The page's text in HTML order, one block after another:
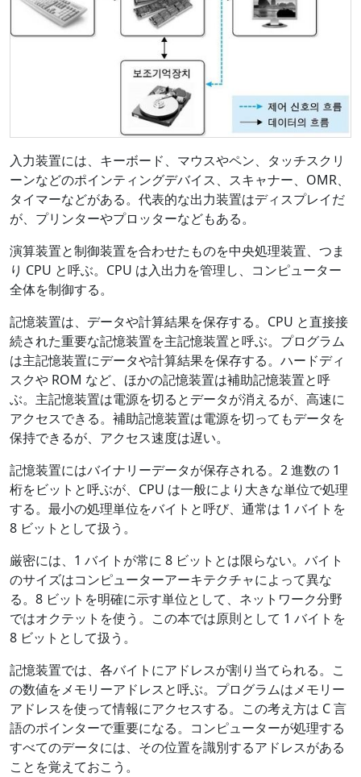
入力装置には、キーボード、マウスやペン、タッチスクリ
ーンなどのポインティングデバイス、スキャナー、OMR、
タイマーなどがある。代表的な出力装置はディスプレイだ
が、プリンターやプロッターなどもある。
演算装置と制御装置を合わせたものを中央処理装置、つま
り CPU と呼ぶ。CPU は入出力を管理し、コンピューター
全体を制御する。
記憶装置は、データや計算結果を保存する。CPU と直接接
続された重要な記憶装置を主記憶装置と呼ぶ。プログラム
は主記憶装置にデータや計算結果を保存する。ハードディ
スクや ROM など、ほかの記憶装置は補助記憶装置と呼
ぶ。主記憶装置は電源を切るとデータが消えるが、高速に
アクセスできる。補助記憶装置は電源を切ってもデータを
保持できるが、アクセス速度は遅い。
記憶装置にはバイナリーデータが保存される。2 進数の 1
桁をビットと呼ぶが、CPU は一般により大きな単位で処理
する。最小の処理単位をバイトと呼び、通常は 1 バイトを
8 ビットとして扱う。
厳密には、1 バイトが常に 8 ビットとは限らない。バイト
のサイズはコンピューターアーキテクチャによって異な
る。8 ビットを明確に示す単位として、ネットワーク分野
ではオクテットを使う。この本では原則として 1 バイトを
8 ビットとして扱う。
記憶装置では、各バイトにアドレスが割り当てられる。こ
の数値をメモリーアドレスと呼ぶ。プログラムはメモリー
アドレスを使って情報にアクセスする。この考え方は C 言
語のポインターで重要になる。コンピューターが処理する
すべてのデータには、その位置を識別するアドレスがある
ことを覚えておこう。